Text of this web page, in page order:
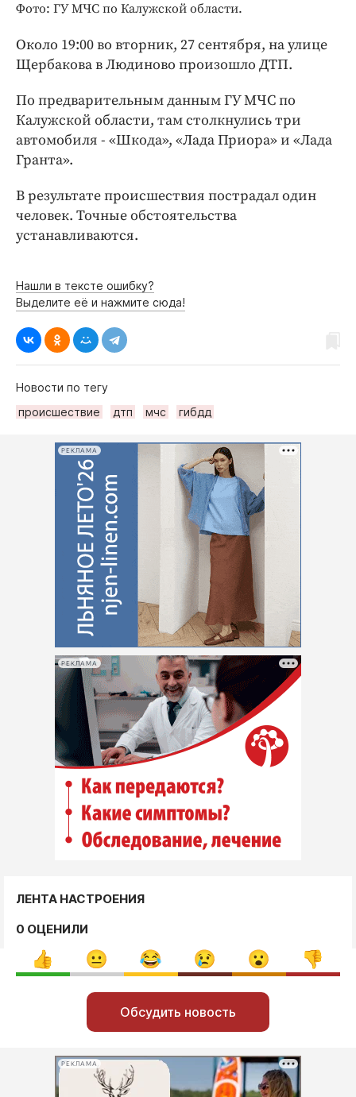
Медиаперсона
Клиника года
Работодатель года
Фото: ГУ МЧС по Калужской области.
Около 19:00 во вторник, 27 сентября, на улице
Щербакова в Людиново произошло ДТП.
По предварительным данным ГУ МЧС по
Калужской области, там столкнулись три
автомобиля - «Шкода», «Лада Приора» и «Лада
Гранта».
В результате происшествия пострадал один
человек. Точные обстоятельства
устанавливаются.
Нашли в тексте ошибку?
Выделите её и нажмите сюда!
Новости по тегу
происшествие
дтп мчс гибдд
РЕКЛАМА
РЕКЛАМА
ЛЕНТА НАСТРОЕНИЯ
0 ОЦЕНИЛИ
Обсудить новость
РЕКЛАМА